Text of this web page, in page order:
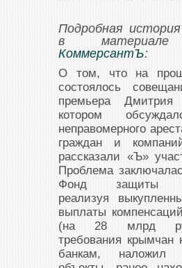
Подробная
в материале
КоммерсантЪ:
О том, что на
состоялось
премьера
котором
неправомерного
граждан и
рассказали «Ъ»
Проблема
Фонд защиты
реализуя
выплаты
(на 28 млрд
требования крымчан
банкам, наложил